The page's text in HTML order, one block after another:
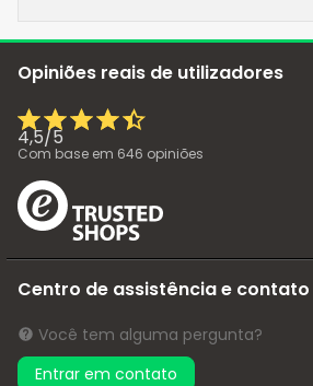
Opiniões reais de utilizadores
4,5/5
Com base em 646 opiniões
Centro de assistência e contato
Você tem alguma pergunta?
Entrar em contato